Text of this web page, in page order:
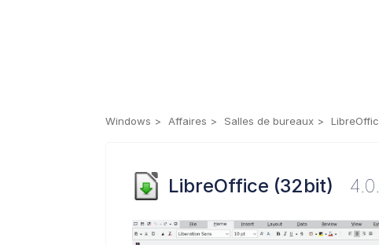
Windows Affaires Salles de bureaux
LibreOffice (32bit)